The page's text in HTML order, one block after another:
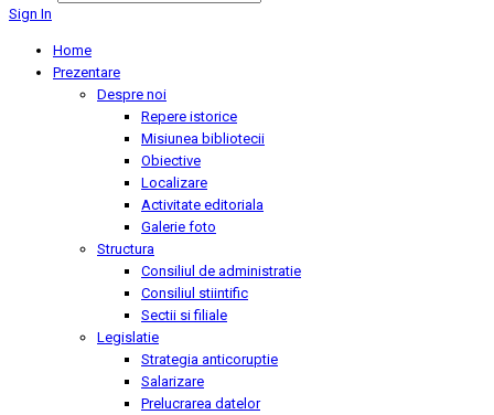
Sign In
Home
Prezentare
Despre noi
Repere istorice
Misiunea bibliotecii
Obiective
Localizare
Activitate editoriala
Galerie foto
Structura
Consiliul de administratie
Consiliul stiintific
Sectii si filiale
Legislatie
Strategia anticoruptie
Salarizare
Prelucrarea datelor